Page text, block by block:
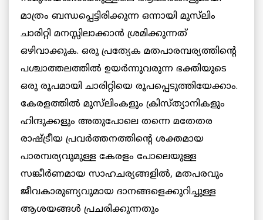
മാത്രം ബന്ധപ്പെട്ടിരിക്കുന്ന ഒന്നായി മുസ്‌ലിം
ചാരിറ്റി മനസ്സിലാക്കാൻ ശ്രമിക്കുന്നത്
ഒഴിവാക്കുക. ഒരു പ്രത്യേക മതപാരമ്പര്യത്തിന്റെ
പശ്ചാത്തലത്തിൽ ഉയർന്നുവരുന്ന ഭക്തിയുടെ
ഒരു രൂപമായി ചാരിറ്റിയെ രൂപപ്പെടുത്തിയേക്കാം.
കേരളത്തിൽ മുസ്‌ലിംകളും ക്രിസ്ത്യാനികളും
ഹിന്ദുക്കളും അതുപോലെ തന്നെ മതേതര
രാഷ്ട്രീയ പ്രവർത്തനത്തിന്റെ ശക്തമായ
പാരമ്പര്യവുമുള്ള കേരളം പോലെയുള്ള
സങ്കീർണമായ സാഹചര്യങ്ങളിൽ, മതപരവും
ജീവകാരുണ്യവുമായ ദാനങ്ങളെക്കുറിച്ചുള്ള
ആശയങ്ങൾ പ്രചരിക്കുന്നതും